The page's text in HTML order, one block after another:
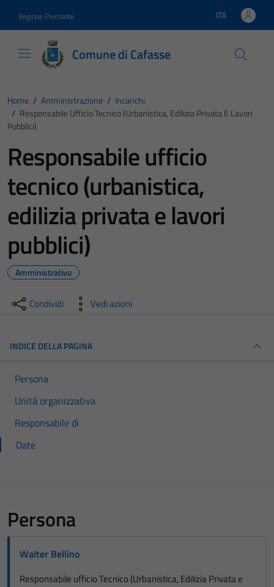
Regione Piemonte Lingua attiva:
ITA
Comune di Cafasse
Home / Amministrazione / Incarichi
/ Responsabile Ufficio Tecnico (urbanistica, Edilizia Privata E Lavori
Pubblici)
Responsabile ufficio
tecnico (urbanistica,
edilizia privata e lavori
pubblici)
Amministrativo
Condividi Vedi azioni
INDICE DELLA PAGINA
Persona
Unità organizzativa
Responsabile di
Date
Persona
Walter Bellino
Responsabile ufficio Tecnico (Urbanistica, Edilizia Privata e